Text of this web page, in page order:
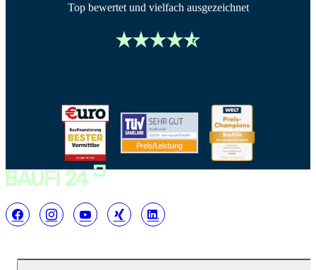
Top bewertet und vielfach ausgezeichnet